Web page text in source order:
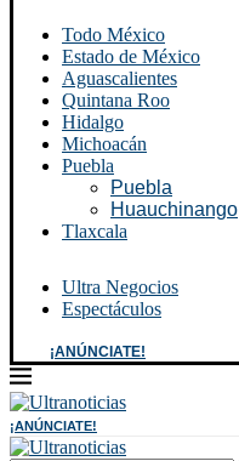
Todo México
Estado de México
Aguascalientes
Quintana Roo
Hidalgo
Michoacán
Puebla
Puebla
Huauchinango
Tlaxcala
Ultra Negocios
Espectáculos
¡ANÚNCIATE!
¡ANÚNCIATE!